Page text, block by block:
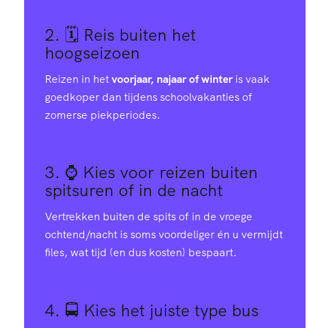
2. 🗓️ Reis buiten het
hoogseizoen
Reizen in hetvoorjaar, najaar of winteris vaak
goedkoper dan tijdens schoolvakanties of
zomerse piekperiodes.
3. ⌚ Kies voor reizen buiten
spitsuren of in de nacht
Vertrekken buiten de spits of in de vroege
ochtend/nacht is soms voordeliger én u vermijdt
files, wat tijd (en dus kosten) bespaart.
4. 🚍 Kies het juiste type bus